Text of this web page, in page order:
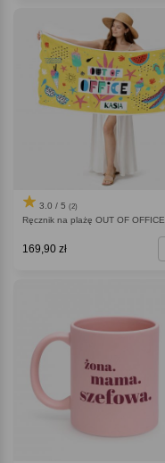
3.0 / 5 (2)
Ręcznik na plażę OUT OF OFFICE
169,90 zł